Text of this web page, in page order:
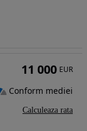
11 000 EUR
Conform mediei
Calculeaza rata